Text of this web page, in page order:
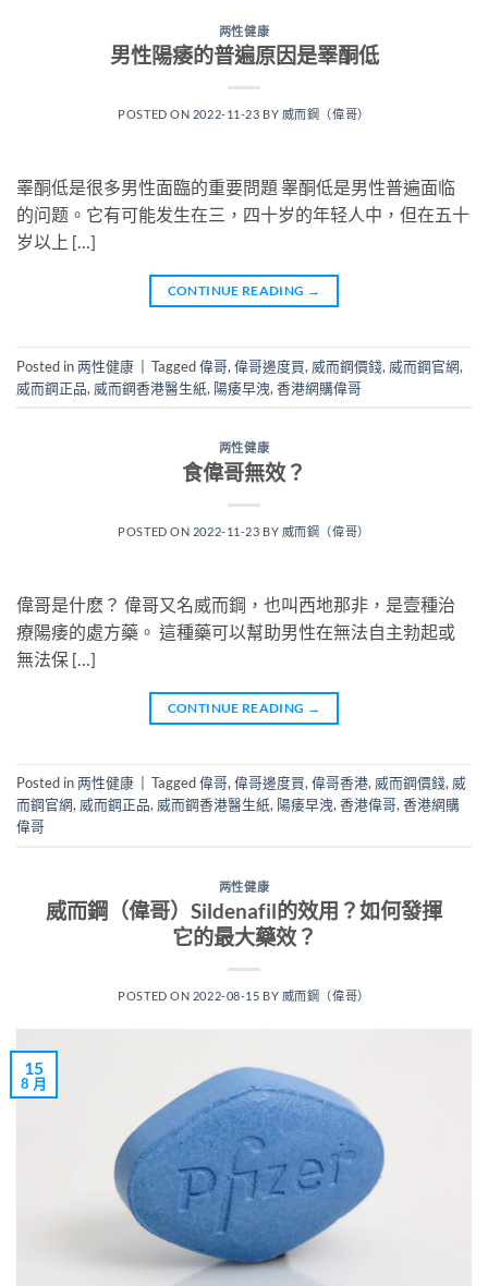
两性健康
男性陽痿的普遍原因是睪酮低
POSTED ON 2022-11-23 BY 威而鋼（偉哥）
睪酮低是很多男性面臨的重要問題 睾酮低是男性普遍面临
的问题。它有可能发生在三，四十岁的年轻人中，但在五十
岁以上 […]
CONTINUE READING →
Posted in两性健康 | Tagged偉哥, 偉哥邊度買, 威而鋼價錢, 威而鋼官網,
威而鋼正品, 威而鋼香港醫生紙, 陽痿早洩, 香港網購偉哥
两性健康
食偉哥無效？
POSTED ON 2022-11-23 BY 威而鋼（偉哥）
偉哥是什麽？ 偉哥又名威而鋼，也叫西地那非，是壹種治
療陽痿的處方藥。 這種藥可以幫助男性在無法自主勃起或
無法保 […]
CONTINUE READING →
Posted in两性健康 Tagged偉哥, 偉哥邊度買, 偉哥香港, 威而鋼價錢, 威
而鋼官網, 威而鋼正品, 威而鋼香港醫生紙, 陽痿早洩, 香港偉哥, 香港網購
偉哥
两性健康
威而鋼（偉哥）Sildenafil的效用？如何發揮
它的最大藥效？
POSTED ON 2022-08-15 BY 威而鋼（偉哥）
15
8 月